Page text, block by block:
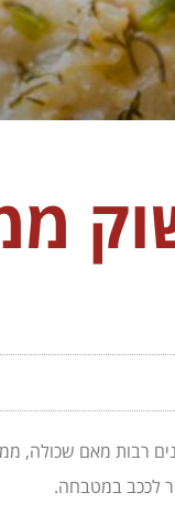
רבות מאם שכולה,
לככב במטבחה.